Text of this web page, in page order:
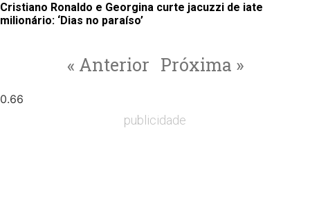
Cristiano Ronaldo e Georgina curte jacuzzi de iate
milionário: ‘Dias no paraíso’
« Anterior Próxima »
publicidade